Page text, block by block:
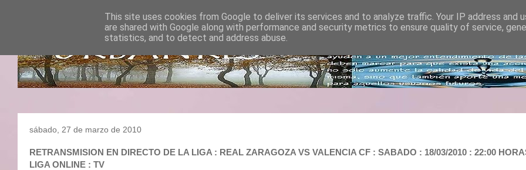
sábado, 27 de marzo de 2010
RETRANSMISION EN DIRECTO DE LA LIGA : REAL ZARAGOZA VS VALENCIA CF : SABADO : 18/03/2010 : 22:00
LIGA ONLINE : TV
This site uses cookies from Google to deliver its services and to analyze traffic. Your IP address and
are shared with Google along with performance and security metrics to ensure quality of service,
statistics, and to detect and address abuse.